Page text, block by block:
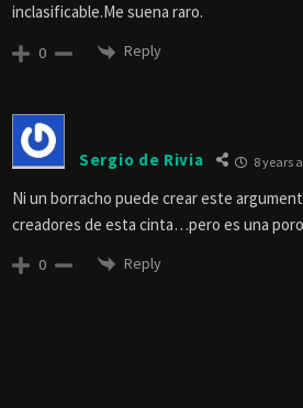
inclasificable.Me suena raro.
0 Reply
Sergio de Rivia 8 years
Ni un borracho puede crear este
creadores de esta cinta…pero es una
0 Reply